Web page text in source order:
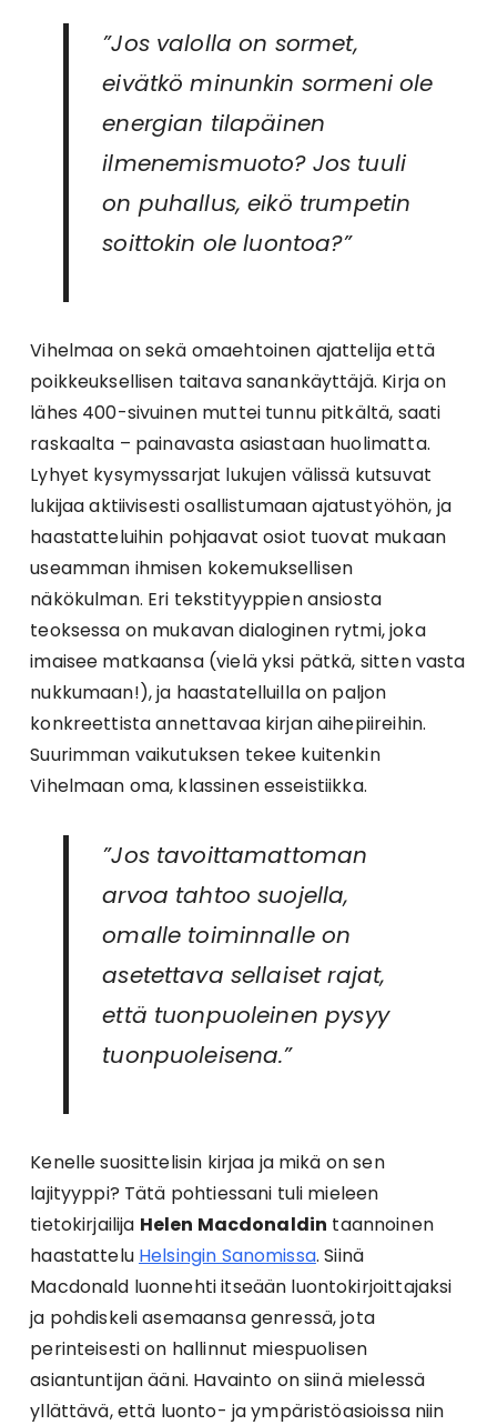
”Jos valolla on sormet,
eivätkö minunkin sormeni ole
energian tilapäinen
ilmenemismuoto? Jos tuuli
on puhallus, eikö trumpetin
soittokin ole luontoa?”
Vihelmaa on sekä omaehtoinen ajattelija että
poikkeuksellisen taitava sanankäyttäjä. Kirja on
lähes 400-sivuinen muttei tunnu pitkältä, saati
raskaalta – painavasta asiastaan huolimatta.
Lyhyet kysymyssarjat lukujen välissä kutsuvat
lukijaa aktiivisesti osallistumaan ajatustyöhön, ja
haastatteluihin pohjaavat osiot tuovat mukaan
useamman ihmisen kokemuksellisen
näkökulman. Eri tekstityyppien ansiosta
teoksessa on mukavan dialoginen rytmi, joka
imaisee matkaansa (vielä yksi pätkä, sitten vasta
nukkumaan!), ja haastatelluilla on paljon
konkreettista annettavaa kirjan aihepiireihin.
Suurimman vaikutuksen tekee kuitenkin
Vihelmaan oma, klassinen esseistiikka.
”Jos tavoittamattoman
arvoa tahtoo suojella,
omalle toiminnalle on
asetettava sellaiset rajat,
että tuonpuoleinen pysyy
tuonpuoleisena.”
Kenelle suosittelisin kirjaa ja mikä on sen
lajityyppi? Tätä pohtiessani tuli mieleen
tietokirjailija Helen Macdonaldin taannoinen
haastattelu Helsingin Sanomissa. Siinä
Macdonald luonnehti itseään luontokirjoittajaksi
ja pohdiskeli asemaansa genressä, jota
perinteisesti on hallinnut miespuolisen
asiantuntijan ääni. Havainto on siinä mielessä
yllättävä, että luonto- ja ympäristöasioissa niin